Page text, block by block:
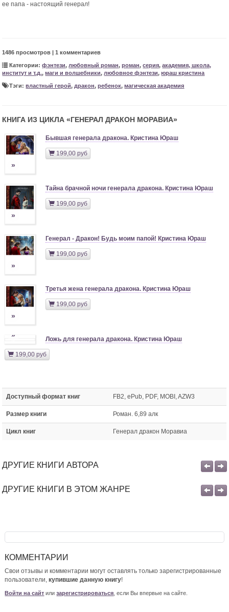
ее папа - настоящий генерал!
1486 просмотров | 1 комментариев
Категории:фэнтези, любовный роман,роман,серия,академия, школа,
институт и т.д.,маги и волшебники, любовное фэнтези,юраш кристина
Тэги:властный герой, дракон,ребенок,магическая академия
КНИГА ИЗ ЦИКЛА «ГЕНЕРАЛ ДРАКОН МОРАВИА»
»
Бывшая генерала дракона. Кристина Юраш
199,00 руб
»
Тайна брачной ночи генерала дракона. Кристина Юраш
199,00 руб
»
Генерал - Дракон! Будь моим папой! Кристина Юраш
199,00 руб
»
Третья жена генерала дракона. Кристина Юраш
199,00 руб
» Ложь для генерала дракона. Кристина Юраш
199,00 руб
Доступный формат книг FB2, ePub, PDF, MOBI, AZW3
Размер книги Роман. 6,89 алк
Цикл книг Генерал дракон Моравиа
ДРУГИЕ КНИГИ АВТОРА
ДРУГИЕ КНИГИ В ЭТОМ ЖАНРЕ
КОММЕНТАРИИ
Свои отзывы и комментарии могут оставлять только зарегистрированные
пользователи,купившие данную книгу!
Войти на сайт илизарегистрироваться , если Вы впервые на сайте.